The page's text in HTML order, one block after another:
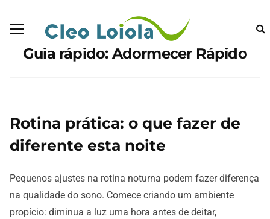
Guia rápido: Adormecer Rápido
Rotina prática: o que fazer de
diferente esta noite
Pequenos ajustes na rotina noturna podem fazer diferença
na qualidade do sono. Comece criando um ambiente
propício: diminua a luz uma hora antes de deitar,